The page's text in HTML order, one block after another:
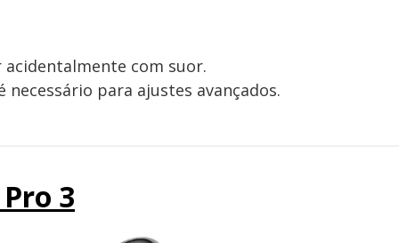
com suor.
necessário para ajustes avançados.
3